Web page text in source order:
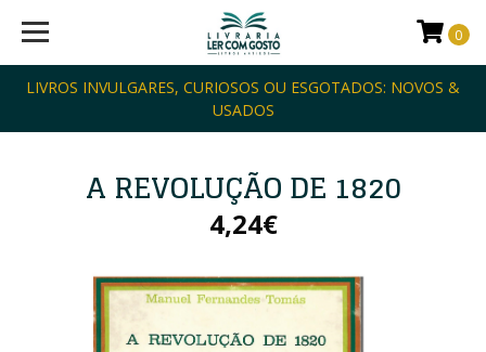
LIVROS INVULGARES, CURIOSOS OU ESGOTADOS: NOVOS &
USADOS
0
A REVOLUÇÃO DE 1820
4,24€